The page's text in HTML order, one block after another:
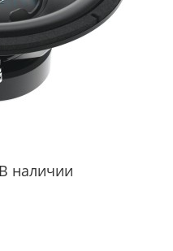
В наличии